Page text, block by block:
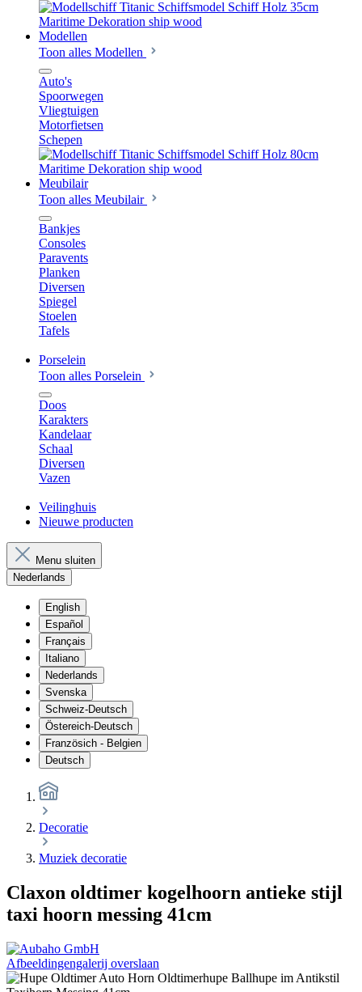
Modellen
Toon alles Modellen
Auto's
Spoorwegen
Vliegtuigen
Motorfietsen
Schepen
Meubilair
Toon alles Meubilair
Bankjes
Consoles
Paravents
Planken
Diversen
Spiegel
Stoelen
Tafels
Porselein
Toon alles Porselein
Doos
Karakters
Kandelaar
Schaal
Diversen
Vazen
Veilinghuis
Nieuwe producten
Menu sluiten
Nederlands
English
Español
Français
Italiano
Nederlands
Svenska
Schweiz-Deutsch
Östereich-Deutsch
Französich - Belgien
Deutsch
Decoratie
Muziek decoratie
Claxon oldtimer kogelhoorn antieke stijl
taxi hoorn messing 41cm
Afbeeldingengalerij overslaan